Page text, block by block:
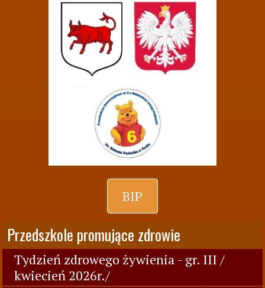
BIP
Przedszkole promujące zdrowie
Tydzień zdrowego żywienia - gr. III /
kwiecień 2026r./